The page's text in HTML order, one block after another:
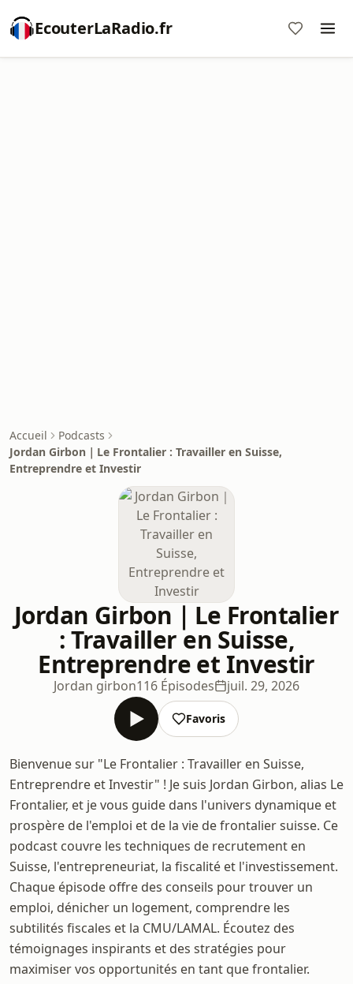
EcouterLaRadio.fr
Accueil
Podcasts
Jordan Girbon｜Le Frontalier : Travailler en Suisse,
Entreprendre et Investir
Jordan Girbon｜Le Frontalier
: Travailler en Suisse,
Entreprendre et Investir
Jordan girbon116 Épisodes juil. 29, 2026
Favoris
Bienvenue sur "Le Frontalier : Travailler en Suisse,
Entreprendre et Investir" ! Je suis Jordan Girbon, alias Le
Frontalier, et je vous guide dans l'univers dynamique et
prospère de l'emploi et de la vie de frontalier suisse. Ce
podcast couvre les techniques de recrutement en
Suisse, l'entrepreneuriat, la fiscalité et l'investissement.
Chaque épisode offre des conseils pour trouver un
emploi, dénicher un logement, comprendre les
subtilités fiscales et la CMU/LAMAL. Écoutez des
témoignages inspirants et des stratégies pour
maximiser vos opportunités en tant que frontalier.